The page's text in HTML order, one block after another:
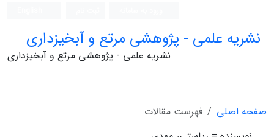
نشریه علمی - پژوهشی مرتع و آبخیزداری
نشریه علمی - پژوهشی مرتع و آبخیزداری
صفحه اصلی
فهرست مقالات